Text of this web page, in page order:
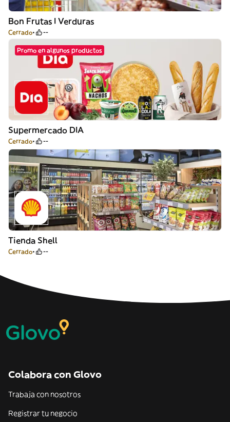
Bon Frutas I Verduras
Cerrado --
Promo en algunos productos
Supermercado DIA
Cerrado --
Tienda Shell
Cerrado --
Colabora con Glovo
Trabaja con nosotros
Registrar tu negocio